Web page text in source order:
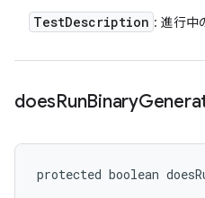
TestDescription : 進行中
doesRunBinary
protected boolean